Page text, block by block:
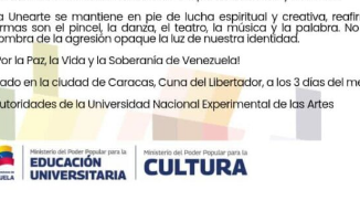
El Cuerpo Como
Territorio de la